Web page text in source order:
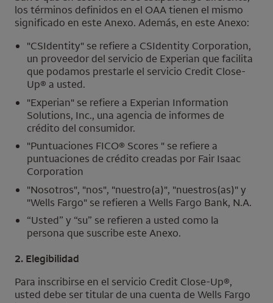
los términos definidos en el OAA tienen el mismo
significado en este Anexo. Además, en este Anexo:
"CSIdentity" se refiere a CSIdentity Corporation,
un proveedor del servicio de Experian que facilita
que podamos prestarle el servicio Credit Close-
Up® a usted.
"Experian" se refiere a Experian Information
Solutions, Inc., una agencia de informes de
crédito del consumidor.
"Puntuaciones FICO® Scores " se refiere a
puntuaciones de crédito creadas por Fair Isaac
Corporation
"Nosotros", "nos", "nuestro(a)", "nuestros(as)" y
"Wells Fargo" se refieren a Wells Fargo Bank, N.A.
“Usted” y “su” se refieren a usted como la
persona que suscribe este Anexo.
2. Elegibilidad
Para inscribirse en el servicio Credit Close-Up®,
usted debe ser titular de una cuenta de Wells Fargo